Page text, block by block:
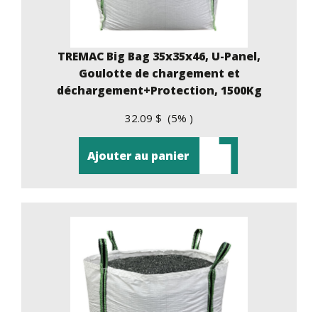
TREMAC Big Bag 35x35x46, U-Panel,
Goulotte de chargement et
déchargement+Protection, 1500Kg
32.09 $ (5% )
Ajouter au panier